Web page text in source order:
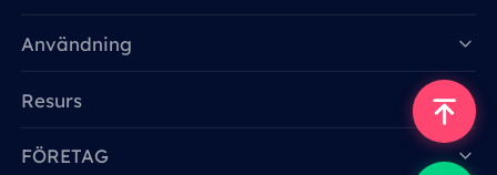
Användning
Resurs
FÖRETAG